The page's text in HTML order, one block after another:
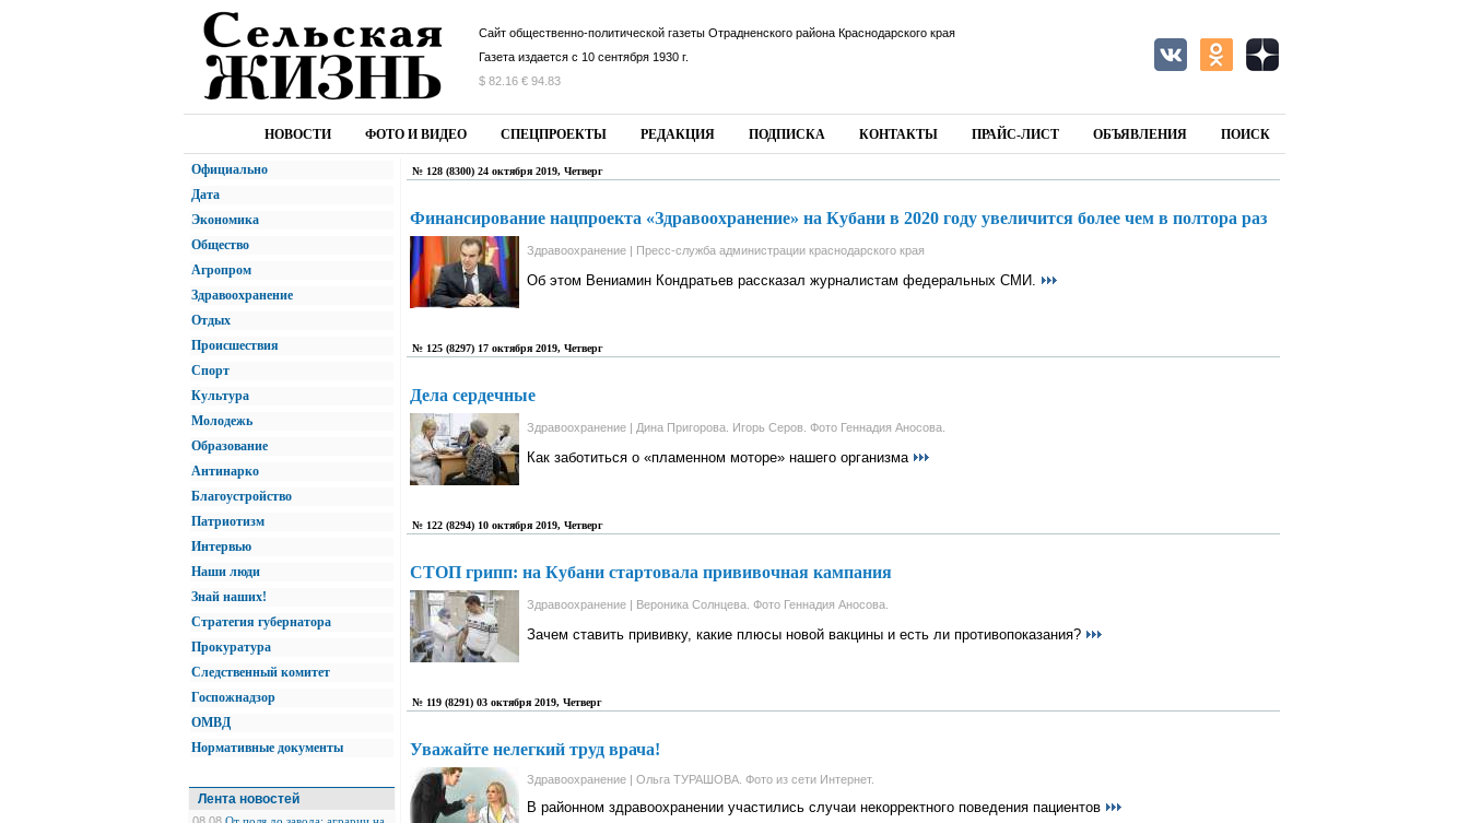
Сайт общественно-политической газеты Отрадненского района Краснодарского края
Газета издается с 10 сентября 1930 г.
$ 82.16 € 94.83
НОВОСТИ ФОТО И ВИДЕО СПЕЦПРОЕКТЫ РЕДАКЦИЯ ПОДПИСКА КОНТАКТЫ ПРАЙС-ЛИСТ ОБЪЯВЛЕНИЯ ПОИСК
Официально
Дата
Экономика
Общество
Агропром
Здравоохранение
Отдых
Происшествия
Спорт
Культура
Молодежь
Образование
Антинарко
Благоустройство
Патриотизм
Интервью
Наши люди
Знай наших!
Стратегия губернатора
Прокуратура
Следственный комитет
Госпожнадзор
ОМВД
Нормативные документы
Лента новостей
№ 128 (8300) 24 октября 2019, Четверг
Финансирование нацпроекта «Здравоохранение» на Кубани в 2020 году увеличится более чем в полтора раз
Здравоохранение | Пресс-служба администрации краснодарского края
Об этом Вениамин Кондратьев рассказал журналистам федеральных СМИ.
№ 125 (8297) 17 октября 2019, Четверг
Дела сердечные
Здравоохранение | Дина Пригорова. Игорь Серов. Фото Геннадия Аносова.
Как заботиться о «пламенном моторе» нашего организма
№ 122 (8294) 10 октября 2019, Четверг
СТОП грипп: на Кубани стартовала прививочная кампания
Здравоохранение | Вероника Солнцева. Фото Геннадия Аносова.
Зачем ставить прививку, какие плюсы новой вакцины и есть ли противопоказания?
№ 119 (8291) 03 октября 2019, Четверг
Уважайте нелегкий труд врача!
Здравоохранение | Ольга ТУРАШОВА. Фото из сети Интернет.
В районном здравоохранении участились случаи некорректного поведения пациентов